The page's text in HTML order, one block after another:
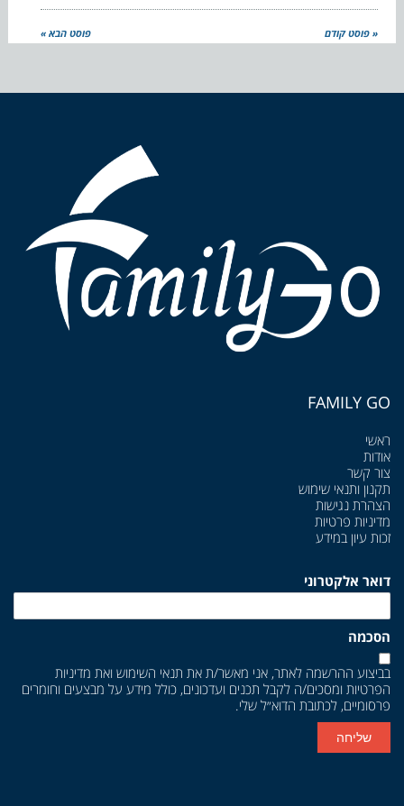
« פוסט קודם פוסט הבא »
FAMILY GO
ראשי
אודות
צור קשר
תקנון ותנאי שימוש
הצהרת נגישות
מדיניות פרטיות
זכות עיון במידע
דואר אלקטרוני
הסכמה
בביצוע ההרשמה לאתר, אני מאשר/ת את תנאי השימוש ואת מדיניות
הפרטיות ומסכים/ה לקבל תכנים ועדכונים, כולל מידע על מבצעים וחומרים
פרסומיים, לכתובת הדוא״ל שלי.
שליחה